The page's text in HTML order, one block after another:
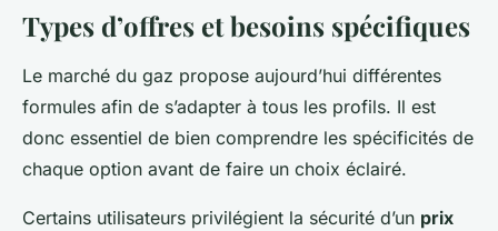
Types d’offres et besoins spécifiques
Le marché du gaz propose aujourd’hui différentes
formules afin de s’adapter à tous les profils. Il est
donc essentiel de bien comprendre les spécificités de
chaque option avant de faire un choix éclairé.
Certains utilisateurs privilégient la sécurité d’un prix